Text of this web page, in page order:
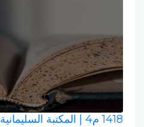
1418 م4 | المكتبة السليمانية